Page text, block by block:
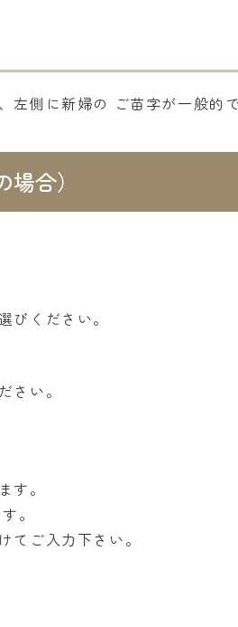
左側に新婦の ご苗字が一般的
合）
ください。
さい。
。
。
ご入力下さい。